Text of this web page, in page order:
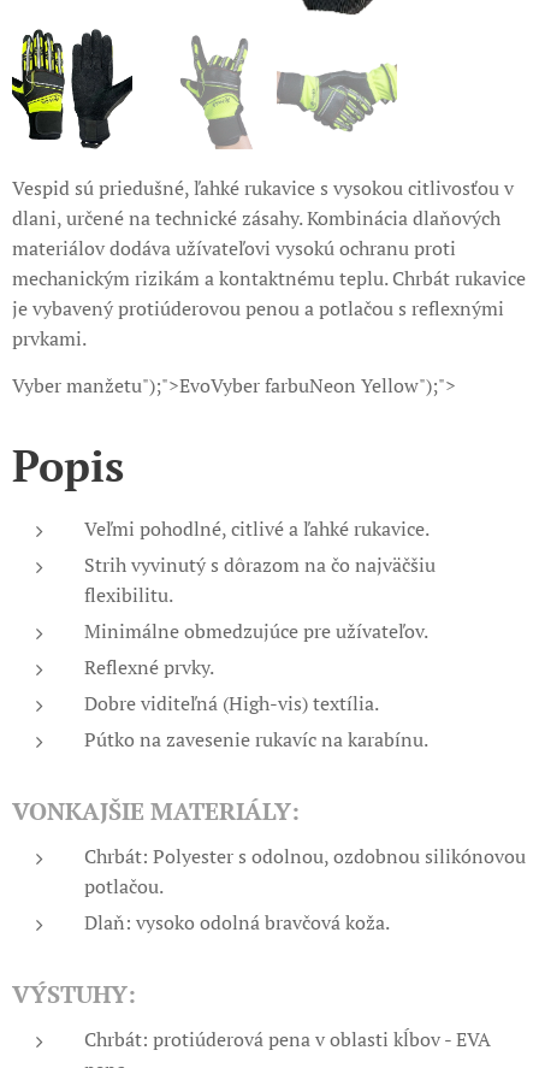
Vespid sú priedušné, ľahké rukavice s vysokou citlivosťou v
dlani, určené na technické zásahy. Kombinácia dlaňových
materiálov dodáva užívateľovi vysokú ochranu proti
mechanickým rizikám a kontaktnému teplu. Chrbát rukavice
je vybavený protiúderovou penou a potlačou s reflexnými
prvkami.
Vyber manžetu");">EvoVyber farbuNeon Yellow");">
Popis
Veľmi pohodlné, citlivé a ľahké rukavice.
Strih vyvinutý s dôrazom na čo najväčšiu
flexibilitu.
Minimálne obmedzujúce pre užívateľov.
Reflexné prvky.
Dobre viditeľná (High-vis) textília.
Pútko na zavesenie rukavíc na karabínu.
VONKAJŠIE MATERIÁLY:
Chrbát: Polyester s odolnou, ozdobnou silikónovou
potlačou.
Dlaň: vysoko odolná bravčová koža.
VÝSTUHY:
Chrbát: protiúderová pena v oblasti kĺbov - EVA